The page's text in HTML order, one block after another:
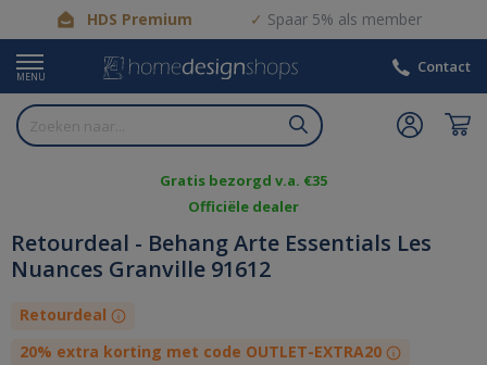
HDS Premium Spaar 5% als member
MENU
Contact
Gratis bezorgd v.a. €35
Officiële dealer
Retourdeal - Behang Arte Essentials Les
Nuances Granville 91612
Retourdeal
20% extra korting met code OUTLET-EXTRA20